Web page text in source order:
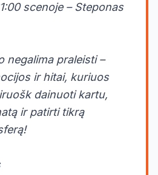
scenoje – Steponas
negalima praleisti –
ir hitai, kuriuos
dainuoti kartu,
ir patirti tikrą